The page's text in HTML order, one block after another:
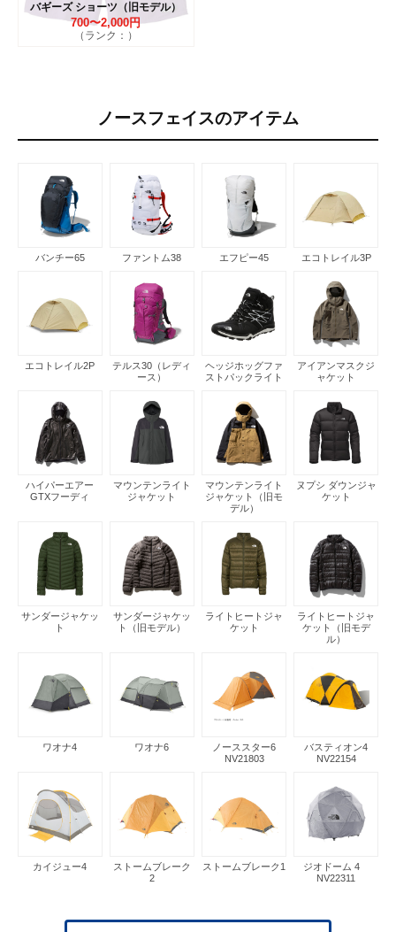
バギーズ ショーツ（旧モデル）
700〜2,000円
（ランク：）
ノースフェイスのアイテム
バンチー65 ファントム38 エフピー45 エコトレイル3P
エコトレイル2P
テルス30（レディ
ース）
ヘッジホッグファ
ストパックライト
アイアンマスクジ
ャケット
ハイパーエアー
GTXフーディ
マウンテンライト
ジャケット
マウンテンライト
ジャケット（旧モ
デル）
ヌプシ ダウンジャ
ケット
サンダージャケッ
ト
サンダージャケッ
ト（旧モデル）
ライトヒートジャ
ケット
ライトヒートジャ
ケット（旧モデ
ル）
ワオナ4 ワオナ6
ノーススター6
NV21803
バスティオン4
NV22154
カイジュー4
ストームブレーク
2
ストームブレーク1
ジオドーム 4
NV22311